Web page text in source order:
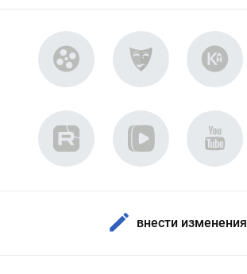
внести изменения